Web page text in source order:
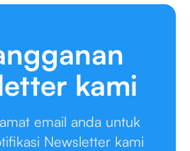
kami
email anda untuk
Newsletter kami